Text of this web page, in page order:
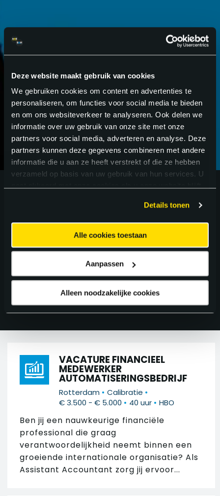
Deze website maakt gebruik van cookies
We gebruiken cookies om content en advertenties te
personaliseren, om functies voor social media te bieden
en om ons websiteverkeer te analyseren. Ook delen we
informatie over uw gebruik van onze site met onze
partners voor social media, adverteren en analyse. Deze
partners kunnen deze gegevens combineren met andere
informatie die u aan ze heeft verstrekt of die ze hebben
verzameld op basis van uw gebruik van hun services. U
Details tonen
Alle cookies toestaan
Aanpassen
Alleen noodzakelijke cookies
GA VOOR
BETER.
ZOEK IN 274
VACATURES
FILTER 274 RESULTATEN
VACATURE FINANCIEEL
MEDEWERKER
AUTOMATISERINGSBEDRIJF
Rotterdam • Calibratie •
€ 3.500 - € 5.000 • 40 uur • HBO
Ben jij een nauwkeurige financiële
professional die graag
verantwoordelijkheid neemt binnen een
groeiende internationale organisatie? Als
Assistant Accountant zorg jij ervoor...